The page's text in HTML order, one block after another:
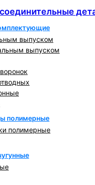
выпуском
выпуском
полимерные
полимерные